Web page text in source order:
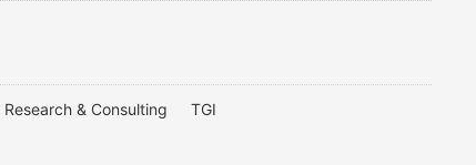
Research & Consulting TGI